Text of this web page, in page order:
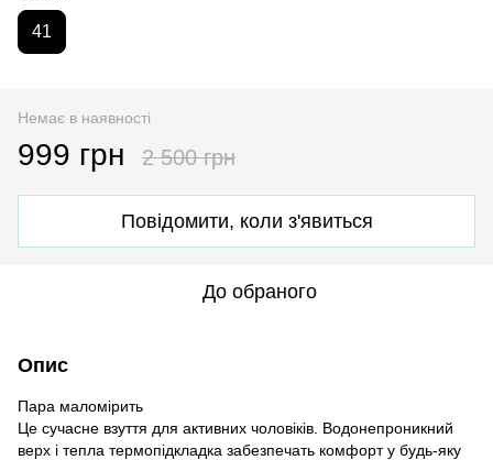
41
Немає в наявності
999 грн 2 500 грн
Повідомити, коли з'явиться
До обраного
Опис
Пара маломірить
Це сучасне взуття для активних чоловіків. Водонепроникний
верх і тепла термопідкладка забезпечать комфорт у будь-яку